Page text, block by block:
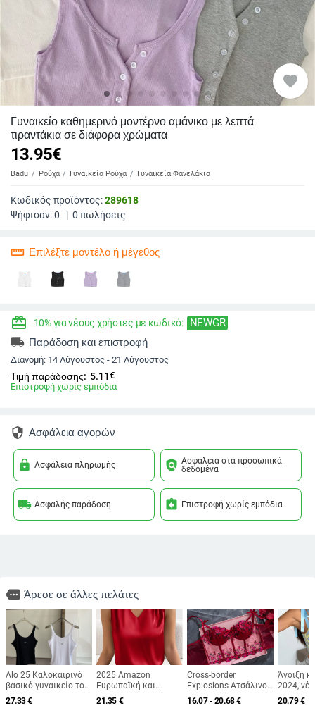
favorite
Γυναικείο καθημερινό μοντέρνο αμάνικο με λεπτά
τιραντάκια σε διάφορα χρώματα
13.95€
Badu Ρούχα Γυναικεία Ρούχα Γυναικεία Φανελάκια
Κωδικός προϊόντος:289618
Ψήφισαν:0 | 0 πωλήσεις
straighten Επιλέξτε μοντέλο ή μέγεθος
redeem -10% για νέους χρήστες με κωδικό: NEWGR
local_shipping Παράδοση και επιστροφή
Διανομή: 14 Αύγουστος - 21 Αύγουστος
Τιμή παράδοσης: 5.11€
Επιστροφή χωρίς εμπόδια
security Ασφάλεια αγορών
lock Ασφάλεια πληρωμής policy Ασφάλεια στα προσωπικά
δεδομένα
local_shipping Ασφαλής παράδοση assignment_return Επιστροφή χωρίς εμπόδια
more Άρεσε σε άλλες πελάτες
Alo 25 Καλοκαιρινό
βασικό γυναικείο τοπ
με καθημερινό
αθλητικό στυλ —
27.33€
2025 Amazon
Ευρωπαϊκή και
Αμερικανική
Διασυνοριακή
21.35 €
Cross-border
Explosions Ατσάλινο
Κορσέ Κέντημα
Φλοράλ Φιόγκος
16.07 - 20.68€
Άνοιξη
2024,
και
με σέξι,
20.79€